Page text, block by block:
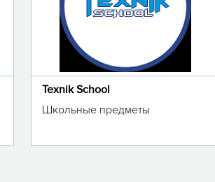
Texnik School
Школьные предметы